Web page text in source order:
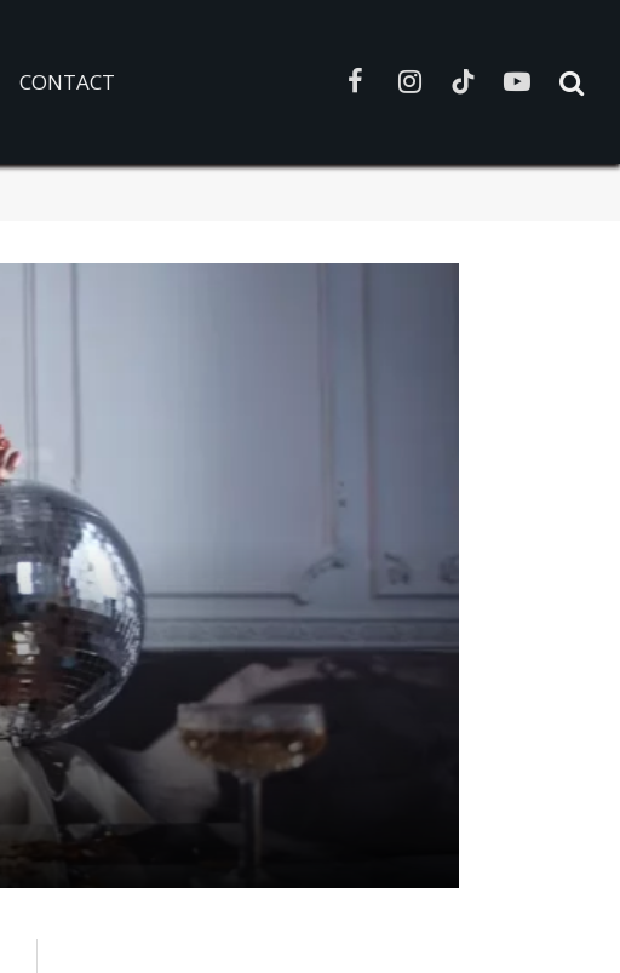
CONTACT FacebookInstagramTikTokYouTube